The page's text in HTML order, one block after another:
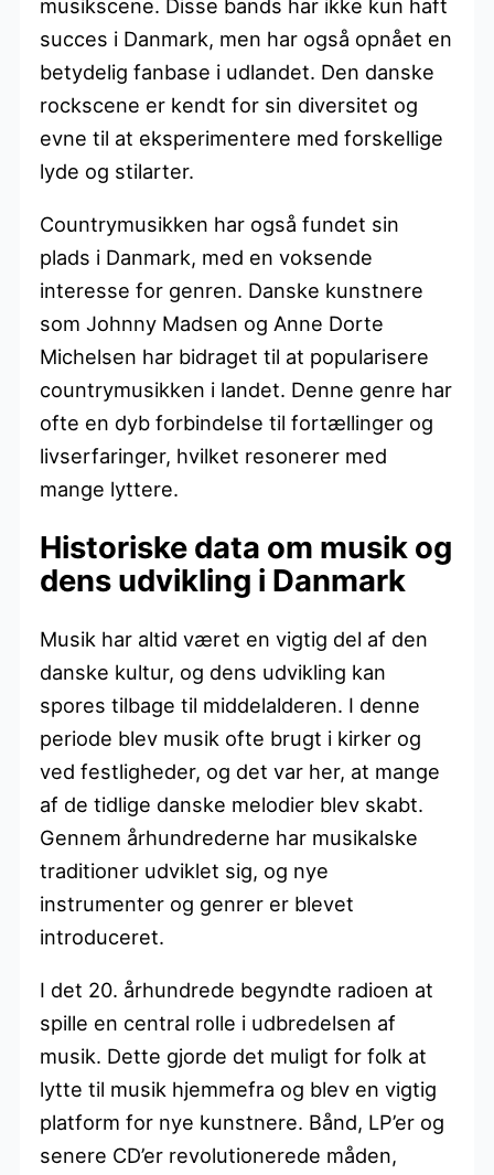
musikscene. Disse bands har ikke kun haft
succes i Danmark, men har også opnået en
betydelig fanbase i udlandet. Den danske
rockscene er kendt for sin diversitet og
evne til at eksperimentere med forskellige
lyde og stilarter.
Countrymusikken har også fundet sin
plads i Danmark, med en voksende
interesse for genren. Danske kunstnere
som Johnny Madsen og Anne Dorte
Michelsen har bidraget til at popularisere
countrymusikken i landet. Denne genre har
ofte en dyb forbindelse til fortællinger og
livserfaringer, hvilket resonerer med
mange lyttere.
Historiske data om musik og
dens udvikling i Danmark
Musik har altid været en vigtig del af den
danske kultur, og dens udvikling kan
spores tilbage til middelalderen. I denne
periode blev musik ofte brugt i kirker og
ved festligheder, og det var her, at mange
af de tidlige danske melodier blev skabt.
Gennem århundrederne har musikalske
traditioner udviklet sig, og nye
instrumenter og genrer er blevet
introduceret.
I det 20. århundrede begyndte radioen at
spille en central rolle i udbredelsen af
musik. Dette gjorde det muligt for folk at
lytte til musik hjemmefra og blev en vigtig
platform for nye kunstnere. Bånd, LP’er og
senere CD’er revolutionerede måden,